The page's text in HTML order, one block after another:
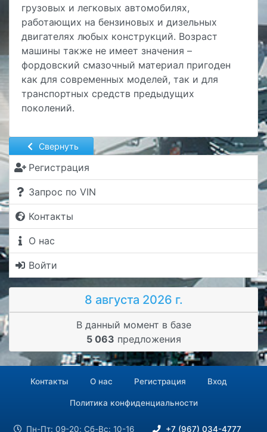
Свернуть
Регистрация
Запрос по VIN
Контакты
О нас
Войти
8 августа 2026 г.
В данный момент в базе
5 063 предложения
грузовых и легковых автомобилях,
работающих на бензиновых и дизельных
двигателях любых конструкций. Возраст
машины также не имеет значения –
фордовский смазочный материал пригоден
как для современных моделей, так и для
транспортных средств предыдущих
поколений.
Контакты О нас Регистрация Вход
Политика конфиденциальности
Пн-Пт: 09-20; Сб-Вс: 10-16 +7 (967) 034-4777